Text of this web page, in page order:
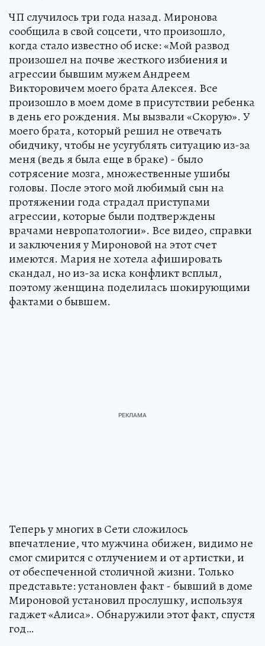
ЧП случилось три года назад. Миронова
сообщила в свой соцсети, что произошло,
когда стало известно об иске: «Мой развод
произошел на почве жесткого избиения и
агрессии бывшим мужем Андреем
Викторовичем моего брата Алексея. Все
произошло в моем доме в присутствии ребенка
в день его рождения. Мы вызвали «Скорую». У
моего брата, который решил не отвечать
обидчику, чтобы не усугублять ситуацию из-за
меня (ведь я была еще в браке) - было
сотрясение мозга, множественные ушибы
головы. После этого мой любимый сын на
протяжении года страдал приступами
агрессии, которые были подтверждены
врачами невропатологии». Все видео, справки
и заключения у Мироновой на этот счет
имеются. Мария не хотела афишировать
скандал, но из-за иска конфликт всплыл,
поэтому женщина поделилась шокирующими
фактами о бывшем.
Теперь у многих в Сети сложилось
впечатление, что мужчина обижен, видимо не
смог смирится с отлучением и от артистки, и
от обеспеченной столичной жизни. Только
представьте: установлен факт - бывший в доме
Мироновой установил прослушку, используя
гаджет «Алиса». Обнаружили этот факт, спустя
год…